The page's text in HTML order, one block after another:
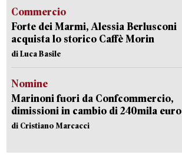
Commercio
Forte dei Marmi, Alessia Berlusconi
acquista lo storico Caffè Morin
di Luca Basile
Nomine
Marinoni fuori da Confcommercio,
dimissioni in cambio di 240mila euro
di Cristiano Marcacci